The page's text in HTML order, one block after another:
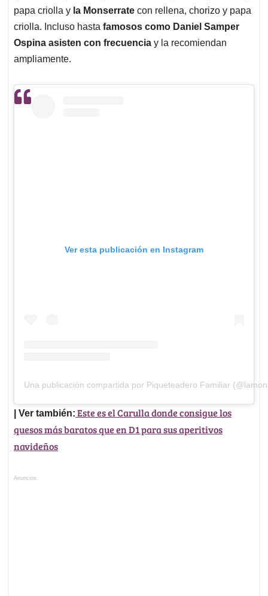
papa criolla y la Monserrate con rellena, chorizo y papa
criolla. Incluso hasta famosos como Daniel Samper
Ospina asisten con frecuencia y la recomiendan
ampliamente.
Ver esta publicación en Instagram
Una publicación compartida por Piqueteadero Familiar
| Ver también: Este es el Carulla donde consigue los
quesos más baratos que en D1 para sus aperitivos
navideños
Anuncios.